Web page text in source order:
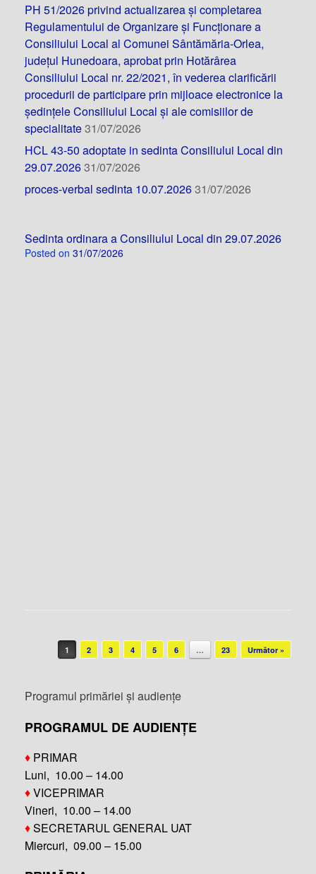
PH 51/2026 privind actualizarea și completarea
Regulamentului de Organizare și Funcționare a
Consiliului Local al Comunei Sântămăria-Orlea,
județul Hunedoara, aprobat prin Hotărârea
Consiliului Local nr. 22/2021, în vederea clarificării
procedurii de participare prin mijloace electronice la
ședințele Consiliului Local și ale comisiilor de
specialitate31/07/2026
HCL 43-50 adoptate in sedinta Consiliului Local din
29.07.202631/07/2026
proces-verbal sedinta 10.07.202631/07/2026
Sedinta ordinara a Consiliului Local din 29.07.2026
Posted on 31/07/2026
Post navigation
1 2 3 4 5 6 … 23 Următor »
Programul primăriei și audiențe
PROGRAMUL DE AUDIENȚE
♦ PRIMAR
Luni, 10.00 – 14.00
♦VICEPRIMAR
Vineri, 10.00 – 14.00
♦SECRETARUL GENERAL UAT
Miercuri, 09.00 – 15.00